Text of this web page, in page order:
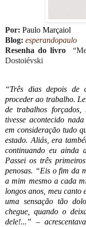
Por: Paulo Marçaiol
Blog: esperandopaulo
Resenha do livro
Dostoiévski
“Três dias depois de
proceder ao trabalho.
de trabalhos
tivesse acontecido
em consideração tudo
estado. Aliás, era
continuando eu ainda
Passei os três
penosas. “Eis o fim da
a mim mesmo a cada
longos anos, meu canto
uma sensação tão
chegue, quando o
dele!...” –